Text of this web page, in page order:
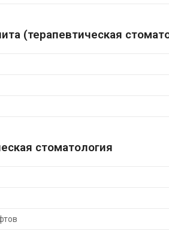
(терапевтическая
стоматология